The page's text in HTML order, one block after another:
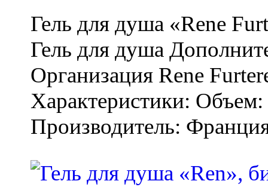
Гель для душа «Rene
Гель для душа
Организация Rene
Характеристики:
Производитель: